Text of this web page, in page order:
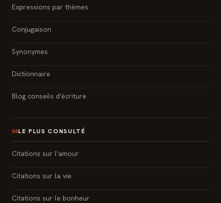
Expressions par thèmes
Conjugaison
Synonymes
Dictionnaire
Blog conseils d'écriture
04LE PLUS CONSULTÉ
Citations sur l'amour
Citations sur la vie
Citations sur le bonheur